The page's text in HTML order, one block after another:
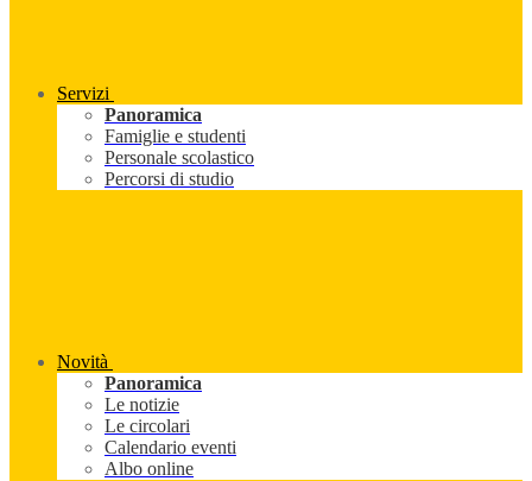
Servizi
Panoramica
Famiglie e studenti
Personale scolastico
Percorsi di studio
Novità
Panoramica
Le notizie
Le circolari
Calendario eventi
Albo online